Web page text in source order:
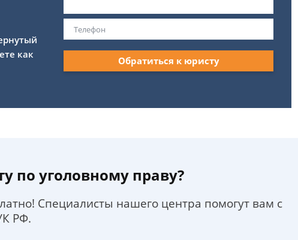
как
Обратиться к юристу
по уголовному праву?
Специалисты нашего центра помогут вам с
РФ.